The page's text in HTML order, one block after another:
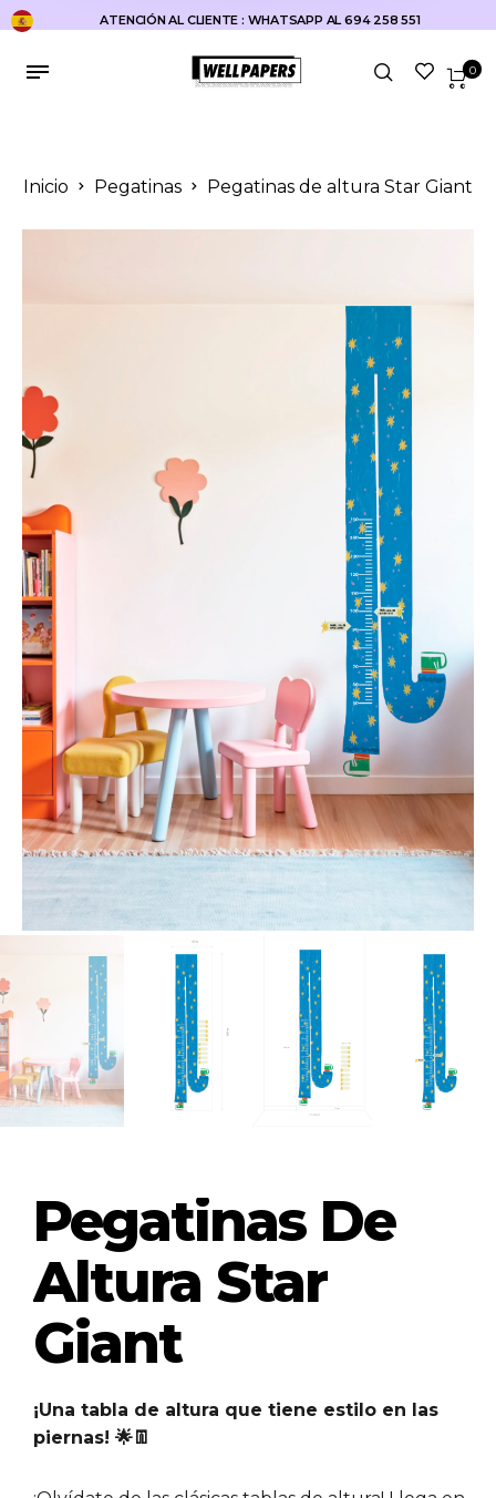
ATENCIÓN AL CLIENTE : WHATSAPP AL 694 258 551
0
Inicio Pegatinas Pegatinas de altura Star Giant
Pegatinas De
Altura Star
Giant
¡Una tabla de altura que tiene estilo en las
piernas! 🌟👖